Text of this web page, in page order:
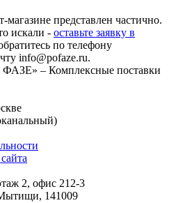
магазине представлен частично.
искали - оставьте заявку в
по телефону
info@pofaze.ru.
– Комплексные поставки
2, офис 212-3
, 141009